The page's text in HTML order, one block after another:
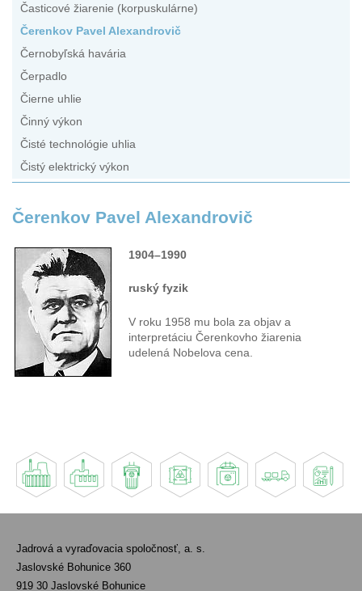
Časticové žiarenie (korpuskulárne)
Čerenkov Pavel Alexandrovič
Černobyľská havária
Čerpadlo
Čierne uhlie
Činný výkon
Čisté technológie uhlia
Čistý elektrický výkon
Čerenkov Pavel Alexandrovič
1904–1990
ruský fyzik
V roku 1958 mu bola za objav a
interpretáciu Čerenkovho žiarenia
udelená Nobelova cena.
Jadrová a vyraďovacia spoločnosť, a. s.
Jaslovské Bohunice 360
919 30 Jaslovské Bohunice